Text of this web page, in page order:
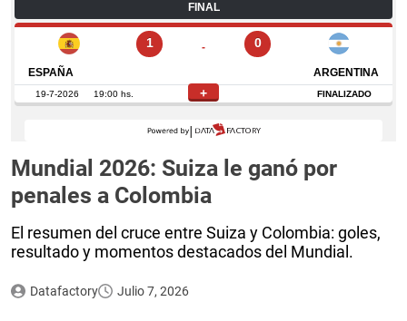
Mundial 2026: Suiza le ganó por
penales a Colombia
El resumen del cruce entre Suiza y Colombia: goles,
resultado y momentos destacados del Mundial.
Datafactory Julio 7, 2026